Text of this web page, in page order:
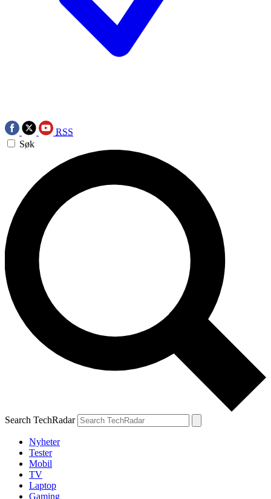
RSS
Søk
Search TechRadar
Nyheter
Tester
Mobil
TV
Laptop
Gaming